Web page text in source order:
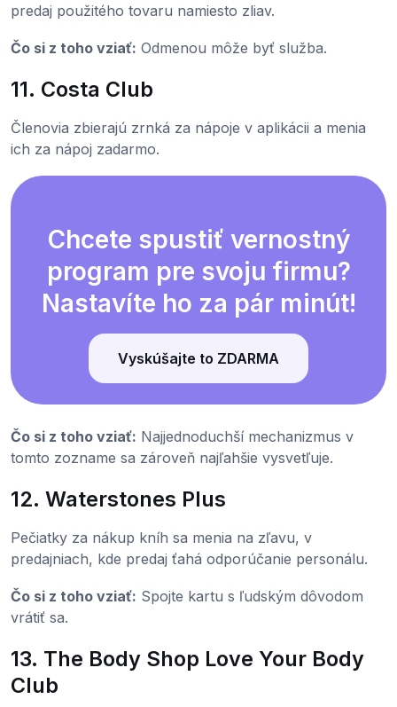
predaj použitého tovaru namiesto zliav.
Čo si z toho vziať: Odmenou môže byť služba.
11. Costa Club
Členovia zbierajú zrnká za nápoje v aplikácii a menia
ich za nápoj zadarmo.
Chcete spustiť vernostný
program pre svoju firmu?
Nastavíte ho za pár minút!
Vyskúšajte to ZDARMA
Čo si z toho vziať: Najjednoduchší mechanizmus v
tomto zozname sa zároveň najľahšie vysvetľuje.
12. Waterstones Plus
Pečiatky za nákup kníh sa menia na zľavu, v
predajniach, kde predaj ťahá odporúčanie personálu.
Čo si z toho vziať: Spojte kartu s ľudským dôvodom
vrátiť sa.
13. The Body Shop Love Your Body
Club